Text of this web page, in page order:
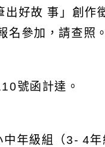
好故 事」創作
名參加，請查照。
號函計達。
年級組（3- 4